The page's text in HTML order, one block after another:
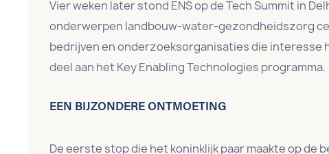
Vier weken later stond ENS op de Tech Summit in
onderwerpen landbouw-water-gezondheidszorg
bedrijven en onderzoeksorganisaties die interesse
deel aan het Key Enabling Technologies programma.
EEN BIJZONDERE ONTMOETING
De eerste stop die het koninklijk paar maakte op de